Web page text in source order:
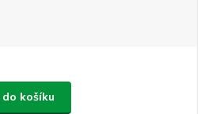
košíku